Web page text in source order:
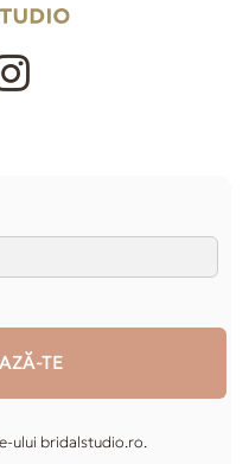
ului bridalstudio.ro.